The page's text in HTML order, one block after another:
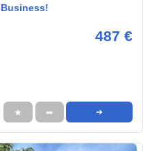
487 €
★ ➦ ➜